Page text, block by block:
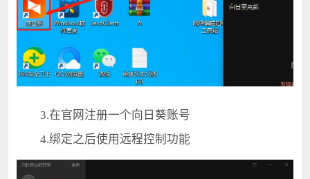
3.在官网注册一个向日葵账号
4.绑定之后使用远程控制功能